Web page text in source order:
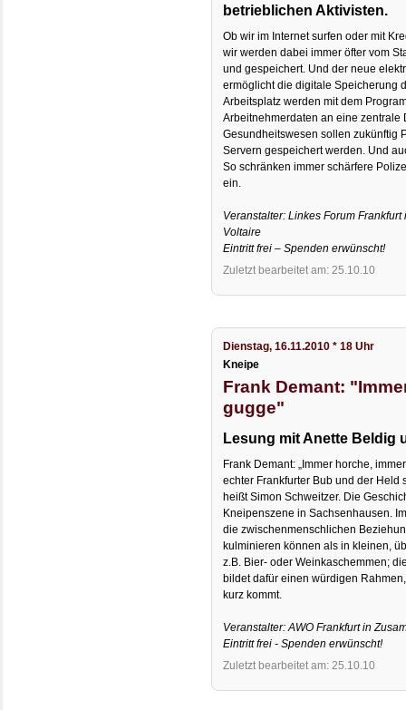
betrieblichen Aktivisten.
Ob wir im Internet surfen oder mit
wir werden dabei immer öfter vom
und gespeichert. Und der neue
ermöglicht die digitale Speicherung
Arbeitsplatz werden mit dem
Arbeitnehmerdaten an eine zentrale
Gesundheitswesen sollen zukünftig
Servern gespeichert werden. Und
So schränken immer schärfere
ein.
Veranstalter: Linkes Forum
Voltaire
Eintritt frei – Spenden erwünscht!
Zuletzt bearbeitet am: 25.10.10
Dienstag, 16.11.2010 * 18 Uhr
Kneipe
Frank Demant:
gugge"
Lesung mit Anette Beldig
Frank Demant: „Immer horche,
echter Frankfurter Bub und der
heißt Simon Schweitzer. Die
Kneipenszene in Sachsenhausen.
die zwischenmenschlichen
kulminieren können als in kleinen,
z.B. Bier- oder Weinkaschemmen;
bildet dafür einen würdigen
kurz kommt.
Veranstalter: AWO Frankfurt in
Eintritt frei - Spenden erwünscht!
Zuletzt bearbeitet am: 25.10.10